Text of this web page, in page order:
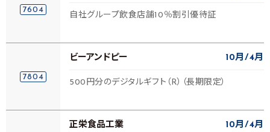
7604
自社グループ飲食店舗10％割引優待証
7804
ビーアンドピー 10月 4月
500円分のデジタルギフト（R）（長期限定）
正栄食品工業 10月 4月